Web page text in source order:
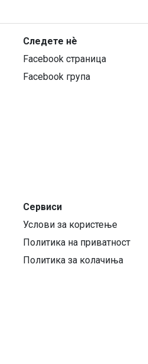
Следете нѐ
Facebook страница
Facebook група
Сервиси
Услови за користење
Политика на приватност
Политика за колачиња